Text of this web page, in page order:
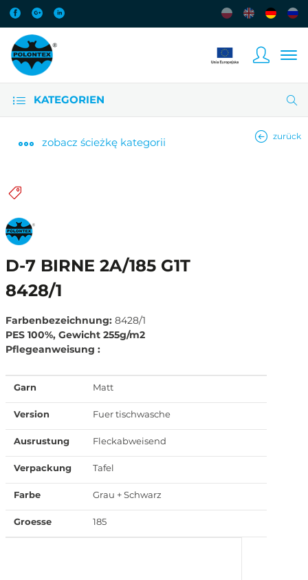
KATEGORIEN
zobacz ścieżkę kategorii zurück
D-7 BIRNE 2A/185 G1T
8428/1
Farbenbezeichnung: 8428/1
PES 100%, Gewicht 255g/m2
Pflegeanweisung :
Garn Matt
Version Fuer tischwasche
Ausrustung Fleckabweisend
Verpackung Tafel
Farbe Grau + Schwarz
Groesse 185